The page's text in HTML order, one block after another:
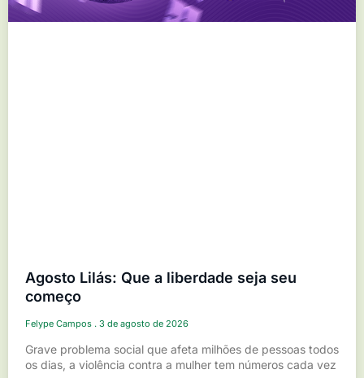
Agosto Lilás: Que a liberdade seja seu
começo
Felype Campos 3 de agosto de 2026
Grave problema social que afeta milhões de pessoas todos
os dias, a violência contra a mulher tem números cada vez